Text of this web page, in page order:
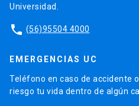
Universidad.
phone (56)95504 4000
EMERGENCIAS UC
Teléfono en caso de accidente
riesgo tu vida dentro de algún